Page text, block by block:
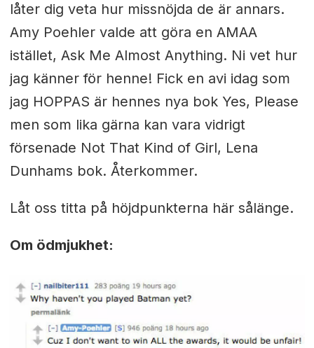
låter dig veta hur missnöjda de är annars.
Amy Poehler valde att göra en AMAA
istället, Ask Me Almost Anything. Ni vet hur
jag känner för henne! Fick en avi idag som
jag HOPPAS är hennes nya bok Yes, Please
men som lika gärna kan vara vidrigt
försenade Not That Kind of Girl, Lena
Dunhams bok. Återkommer.
Låt oss titta på höjdpunkterna här sålänge.
Om ödmjukhet: